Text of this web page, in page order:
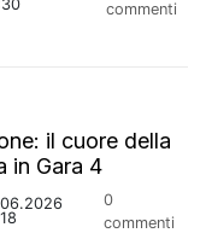
commenti
il cuore della
in Gara 4
0
commenti